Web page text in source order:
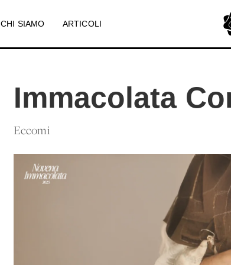
CHI SIAMO ARTICOLI
Immacolata
Eccomi